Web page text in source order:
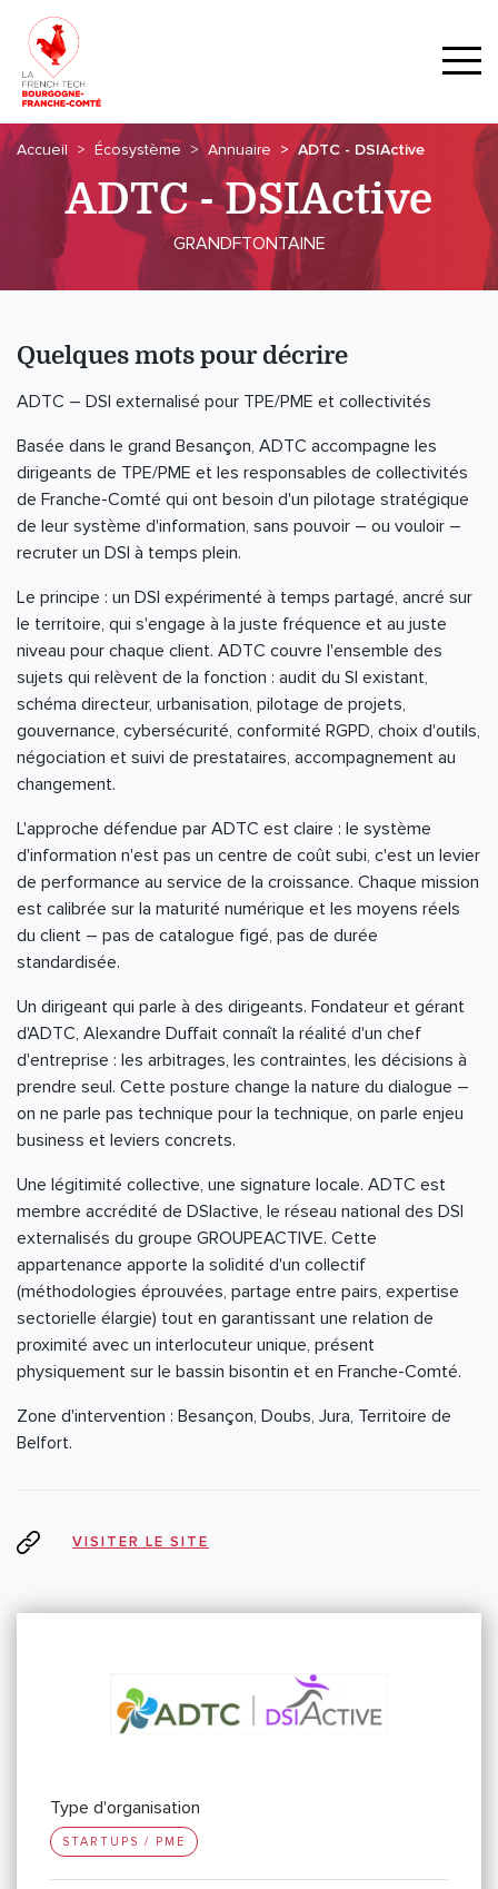
Accueil Écosystème Annuaire ADTC - DSIActive
ADTC - DSIActive
GRANDFTONTAINE
Quelques mots pour décrire
ADTC – DSI externalisé pour TPE/PME et collectivités
Basée dans le grand Besançon, ADTC accompagne les
dirigeants de TPE/PME et les responsables de collectivités
de Franche-Comté qui ont besoin d'un pilotage stratégique
de leur système d'information, sans pouvoir – ou vouloir –
recruter un DSI à temps plein.
Le principe : un DSI expérimenté à temps partagé, ancré sur
le territoire, qui s'engage à la juste fréquence et au juste
niveau pour chaque client. ADTC couvre l'ensemble des
sujets qui relèvent de la fonction : audit du SI existant,
schéma directeur, urbanisation, pilotage de projets,
gouvernance, cybersécurité, conformité RGPD, choix d'outils,
négociation et suivi de prestataires, accompagnement au
changement.
L'approche défendue par ADTC est claire : le système
d'information n'est pas un centre de coût subi, c'est un levier
de performance au service de la croissance. Chaque mission
est calibrée sur la maturité numérique et les moyens réels
du client – pas de catalogue figé, pas de durée
standardisée.
Un dirigeant qui parle à des dirigeants. Fondateur et gérant
d'ADTC, Alexandre Duffait connaît la réalité d'un chef
d'entreprise : les arbitrages, les contraintes, les décisions à
prendre seul. Cette posture change la nature du dialogue –
on ne parle pas technique pour la technique, on parle enjeu
business et leviers concrets.
Une légitimité collective, une signature locale. ADTC est
membre accrédité de DSIactive, le réseau national des DSI
externalisés du groupe GROUPEACTIVE. Cette
appartenance apporte la solidité d'un collectif
(méthodologies éprouvées, partage entre pairs, expertise
sectorielle élargie) tout en garantissant une relation de
proximité avec un interlocuteur unique, présent
physiquement sur le bassin bisontin et en Franche-Comté.
Zone d'intervention : Besançon, Doubs, Jura, Territoire de
Belfort.
VISITER LE SITE
Type d'organisation
STARTUPS / PME